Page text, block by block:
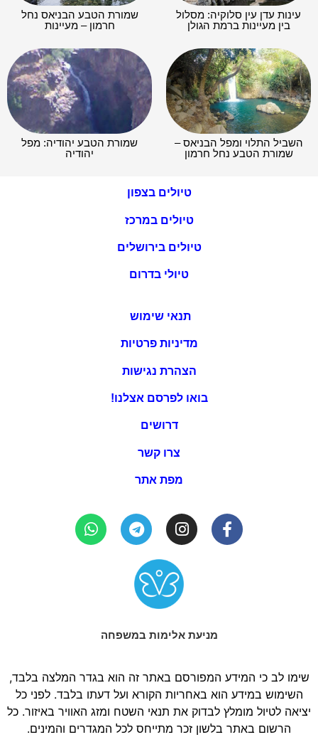
עינות עדן עין סלוקיה: מסלול
בין מעיינות ברמת הגולן
שמורת הטבע הבניאס נחל
חרמון – מעיינות
השביל התלוי ומפל הבניאס –
שמורת הטבע נחל חרמון
שמורת הטבע יהודיה: מפל
יהודיה
טיולים בצפון
טיולים במרכז
טיולים בירושלים
טיולי בדרום
תנאי שימוש
מדיניות פרטיות
הצהרת נגישות
בואו לפרסם אצלנו!
דרושים
צרו קשר
מפת אתר
מניעת אלימות במשפחה
שימו לב כי המידע המפורסם באתר זה הוא בגדר המלצה בלבד,
השימוש במידע הוא באחריות הקורא ועל דעתו בלבד. לפני כל
יציאה לטיול מומלץ לבדוק את תנאי השטח ומזג האוויר באיזור. כל
הרשום באתר בלשון זכר מתייחס לכל המגדרים והמינים.